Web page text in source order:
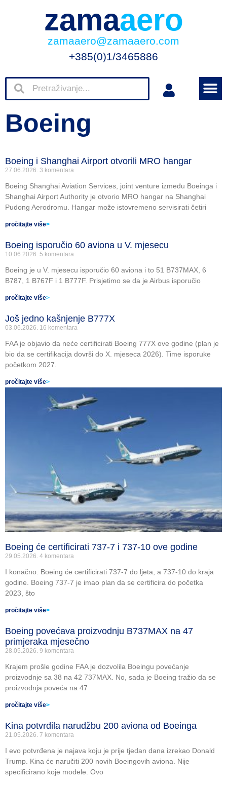
zamaaero
zamaaero@zamaaero.com
+385(0)1/3465886
Boeing
Boeing i Shanghai Airport otvorili MRO hangar
27.06.2026. 3 komentara
Boeing Shanghai Aviation Services, joint venture između Boeinga i
Shanghai Airport Authority je otvorio MRO hangar na Shanghai
Pudong Aerodromu. Hangar može istovremeno servisirati četiri
pročitajte više>
Boeing isporučio 60 aviona u V. mjesecu
10.06.2026. 5 komentara
Boeing je u V. mjesecu isporučio 60 aviona i to 51 B737MAX, 6
B787, 1 B767F i 1 B777F. Prisjetimo se da je Airbus isporučio
pročitajte više>
Još jedno kašnjenje B777X
03.06.2026. 16 komentara
FAA je objavio da neće certificirati Boeing 777X ove godine (plan je
bio da se certifikacija dovrši do X. mjeseca 2026). Time isporuke
početkom 2027.
pročitajte više>
Boeing će certificirati 737-7 i 737-10 ove godine
29.05.2026. 4 komentara
I konačno. Boeing će certificirati 737-7 do ljeta, a 737-10 do kraja
godine. Boeing 737-7 je imao plan da se certificira do početka
2023, što
pročitajte više>
Boeing povećava proizvodnju B737MAX na 47
primjeraka mjesečno
28.05.2026. 9 komentara
Krajem prošle godine FAA je dozvolila Boeingu povećanje
proizvodnje sa 38 na 42 737MAX. No, sada je Boeing tražio da se
proizvodnja poveća na 47
pročitajte više>
Kina potvrdila narudžbu 200 aviona od Boeinga
21.05.2026. 7 komentara
I evo potvrđena je najava koju je prije tjedan dana izrekao Donald
Trump. Kina će naručiti 200 novih Boeingovih aviona. Nije
specificirano koje modele. Ovo